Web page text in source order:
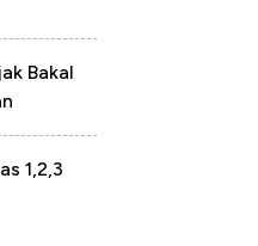
Bakal
1,2,3